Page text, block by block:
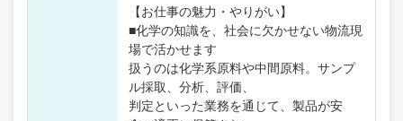
【お仕事の魅力・やりがい】
■化学の知識を、社会に欠かせない物流現
場で活かせます
扱うのは化学系原料や中間原料。サンプ
ル採取、分析、評価、
判定といった業務を通じて、製品が安